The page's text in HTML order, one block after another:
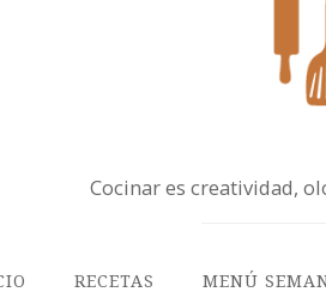
Cocinar es creatividad,
RECETAS MENÚ